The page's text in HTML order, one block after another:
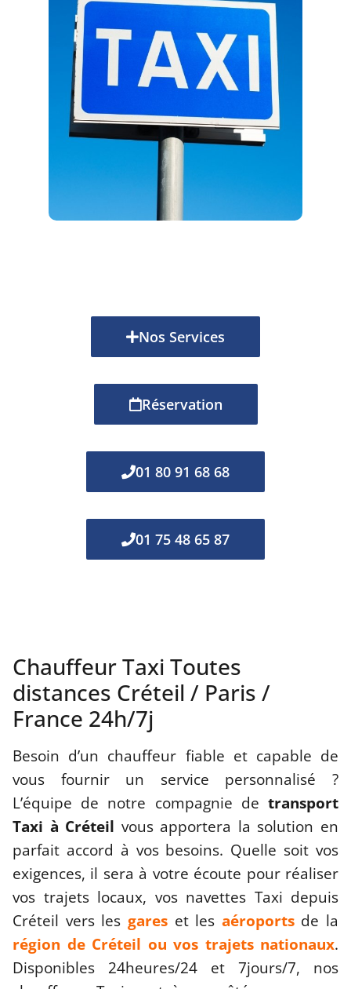
Nos Services
Réservation
01 80 91 68 68
01 75 48 65 87
Chauffeur Taxi Toutes
distances Créteil / Paris /
France 24h/7j
Besoin d’un chauffeur fiable et capable de
vous fournir un service personnalisé ?
L’équipe de notre compagnie de transport
Taxi à Créteil vous apportera la solution en
parfait accord à vos besoins. Quelle soit vos
exigences, il sera à votre écoute pour réaliser
vos trajets locaux, vos navettes Taxi depuis
Créteil vers les gareset les aéroportsde la
région de Créteil ou vos trajets nationaux.
Disponibles 24heures/24 et 7jours/7, nos